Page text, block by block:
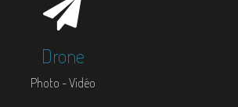
Drone
Photo - Vidéo